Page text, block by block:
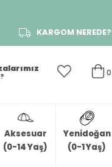
KARGOM NEREDE?
0
Aksesuar
(0-14 Yaş)
Yenidoğan
(0-1 Yaş)